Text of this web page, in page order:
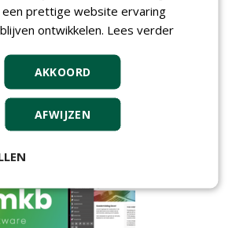
een prettige website ervaring
ontwikkelen. Lees verder
AKKOORD
AFWIJZEN